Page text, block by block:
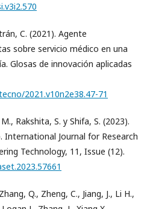
C. (2021). Agente
sobre servicio médico en una
Glosas de innovación aplicadas
2021.v10n2e38.47-71
Rakshita, S. y Shifa, S. (2023).
Journal for Research
Technology, 11, Issue (12).
Q., Zheng, C., Jiang, J., Li H.,